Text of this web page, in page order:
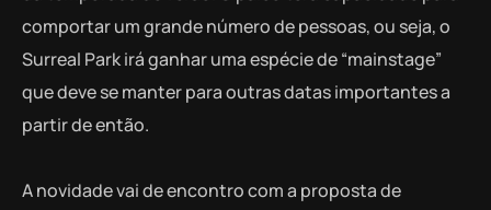
comportar um grande número de pessoas, ou seja, o
Surreal Park irá ganhar uma espécie de “mainstage”
que deve se manter para outras datas importantes a
partir de então.
A novidade vai de encontro com a proposta de